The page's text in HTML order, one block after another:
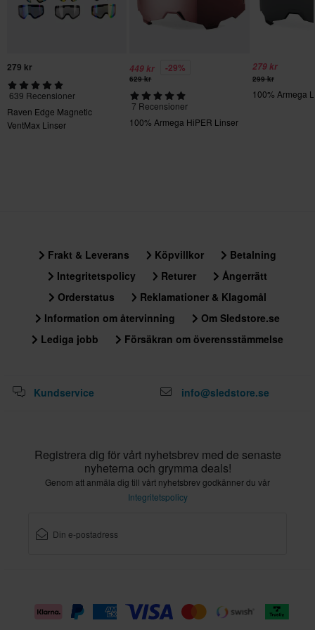
279 kr
639 Recensioner
Raven Edge Magnetic
VentMax Linser
449 kr -29%
629 kr
7 Recensioner
100% Armega HiPER Linser
279 kr
299 kr
100% Armega
Frakt & Leverans Köpvillkor
Betalning
Integritetspolicy
Returer
Ångerrätt
Orderstatus
Reklamationer & Klagomål
Information om återvinning
Om Sledstore.se
Lediga jobb
Försäkran om överensstämmelse
Kundservice info@sledstore.se
Registrera dig för vårt nyhetsbrev med de senaste
nyheterna och grymma deals!
Genom att anmäla dig till vårt nyhetsbrev godkänner du vår
Integritetspolicy